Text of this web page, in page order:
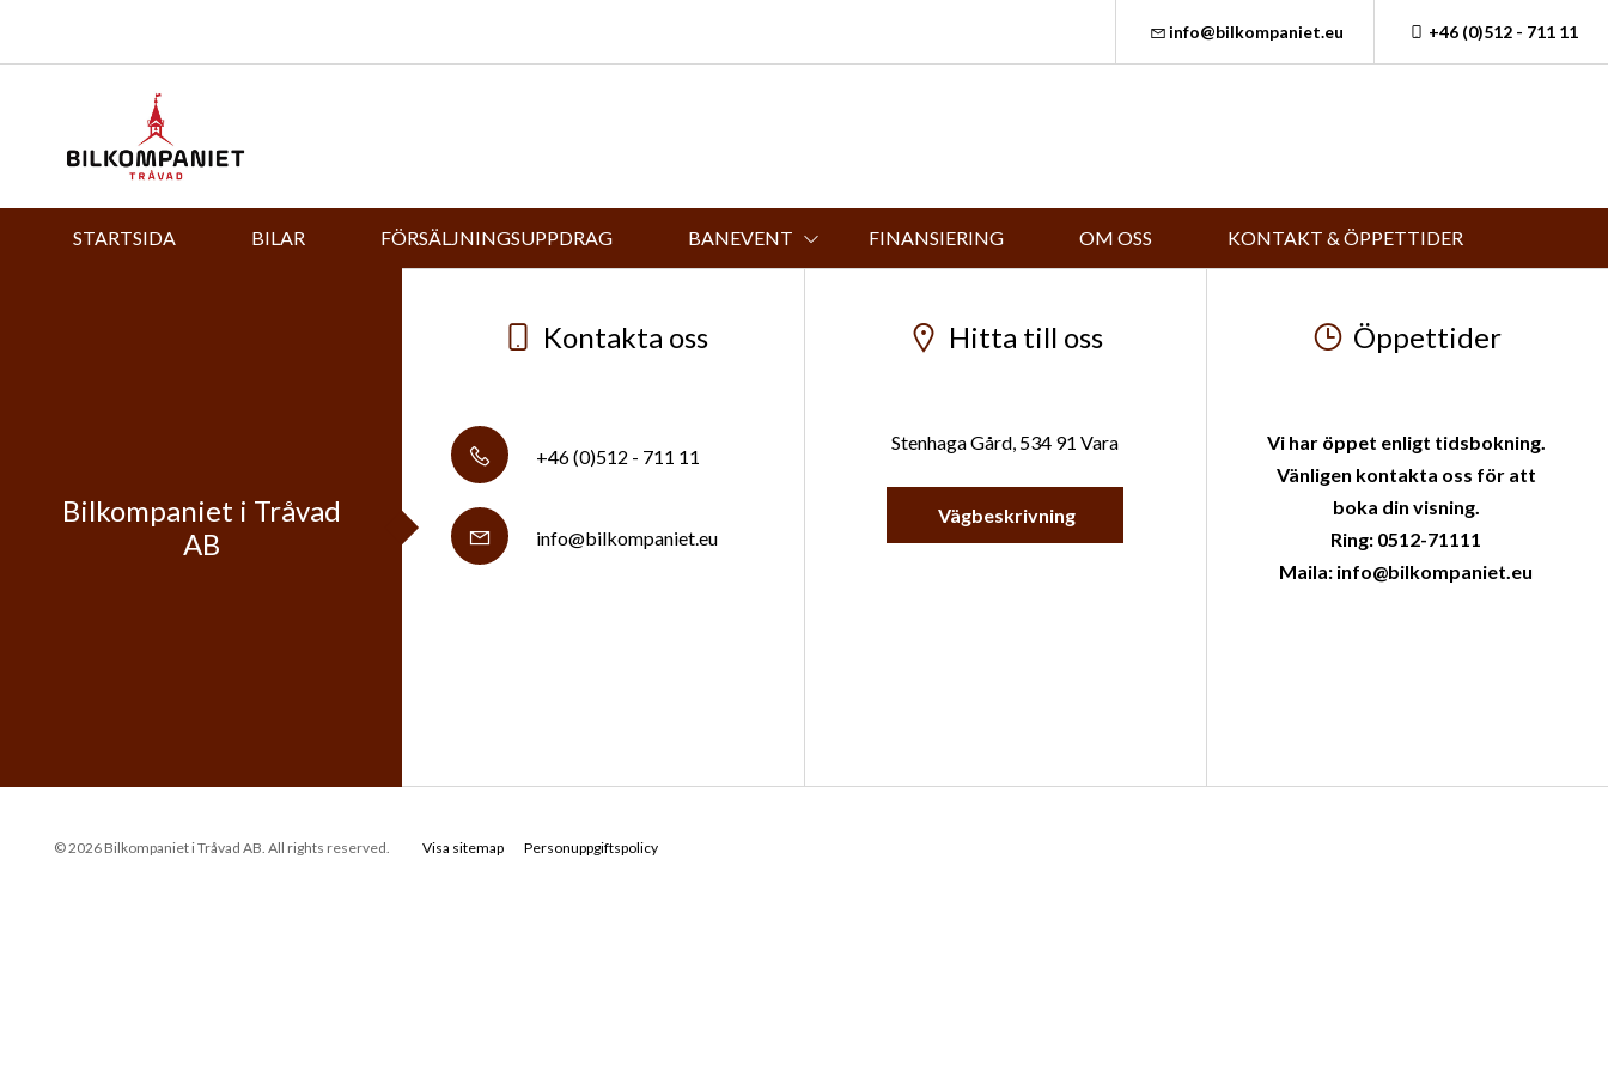
info@bilkompaniet.eu +46 (0)512 - 711 11
STARTSIDA BILAR FÖRSÄLJNINGSUPPDRAG BANEVENT FINANSIERING OM OSS KONTAKT & ÖPPETTIDER
Bilkompaniet i Tråvad
AB
Kontakta oss
+46 (0)512 - 711 11
info@bilkompaniet.eu
Hitta till oss
Stenhaga Gård, 534 91 Vara
Vägbeskrivning
Öppettider
Vi har öppet enligt tidsbokning.
Vänligen kontakta oss för att
boka din visning.
Ring: 0512-71111
Maila: info@bilkompaniet.eu
© 2026 Bilkompaniet i Tråvad AB. All rights reserved. Visa sitemap Personuppgiftspolicy